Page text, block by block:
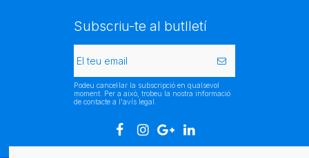
Subscriu-te al butlletí
Podeu cancel·lar la subscripció en qualsevol
moment. Per a això, trobeu la nostra informació
de contacte a l'avís legal.